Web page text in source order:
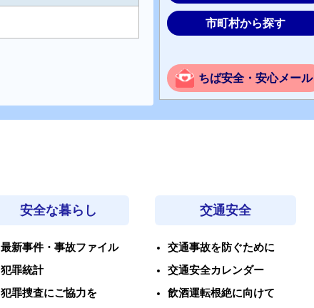
市町村から探す
ちば安全・安心メール
安全な暮らし
最新事件・事故ファイル
犯罪統計
犯罪捜査にご協力を
交通安全
交通事故を防ぐために
交通安全カレンダー
飲酒運転根絶に向けて